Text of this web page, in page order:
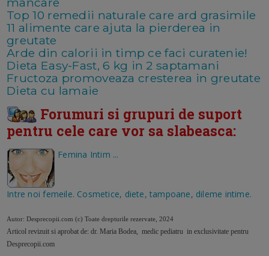
Top 10 remedii naturale care ard grasimile
11 alimente care ajuta la pierderea in
greutate
Arde din calorii in timp ce faci curatenie!
Dieta Easy-Fast, 6 kg in 2 saptamani
Fructoza promoveaza cresterea in greutate
Dieta cu lamaie
Forumuri si grupuri de suport
pentru cele care vor sa slabeasca:
Femina Intim ...
Intre noi femeile. Cosmetice, diete, tampoane, dileme intime.
Autor: Desprecopii.com (c) Toate drepturile rezervate, 2024
Articol revizuit si aprobat de: dr. Maria Bodea, medic pediatru in exclusivitate pentru
Desprecopii.com